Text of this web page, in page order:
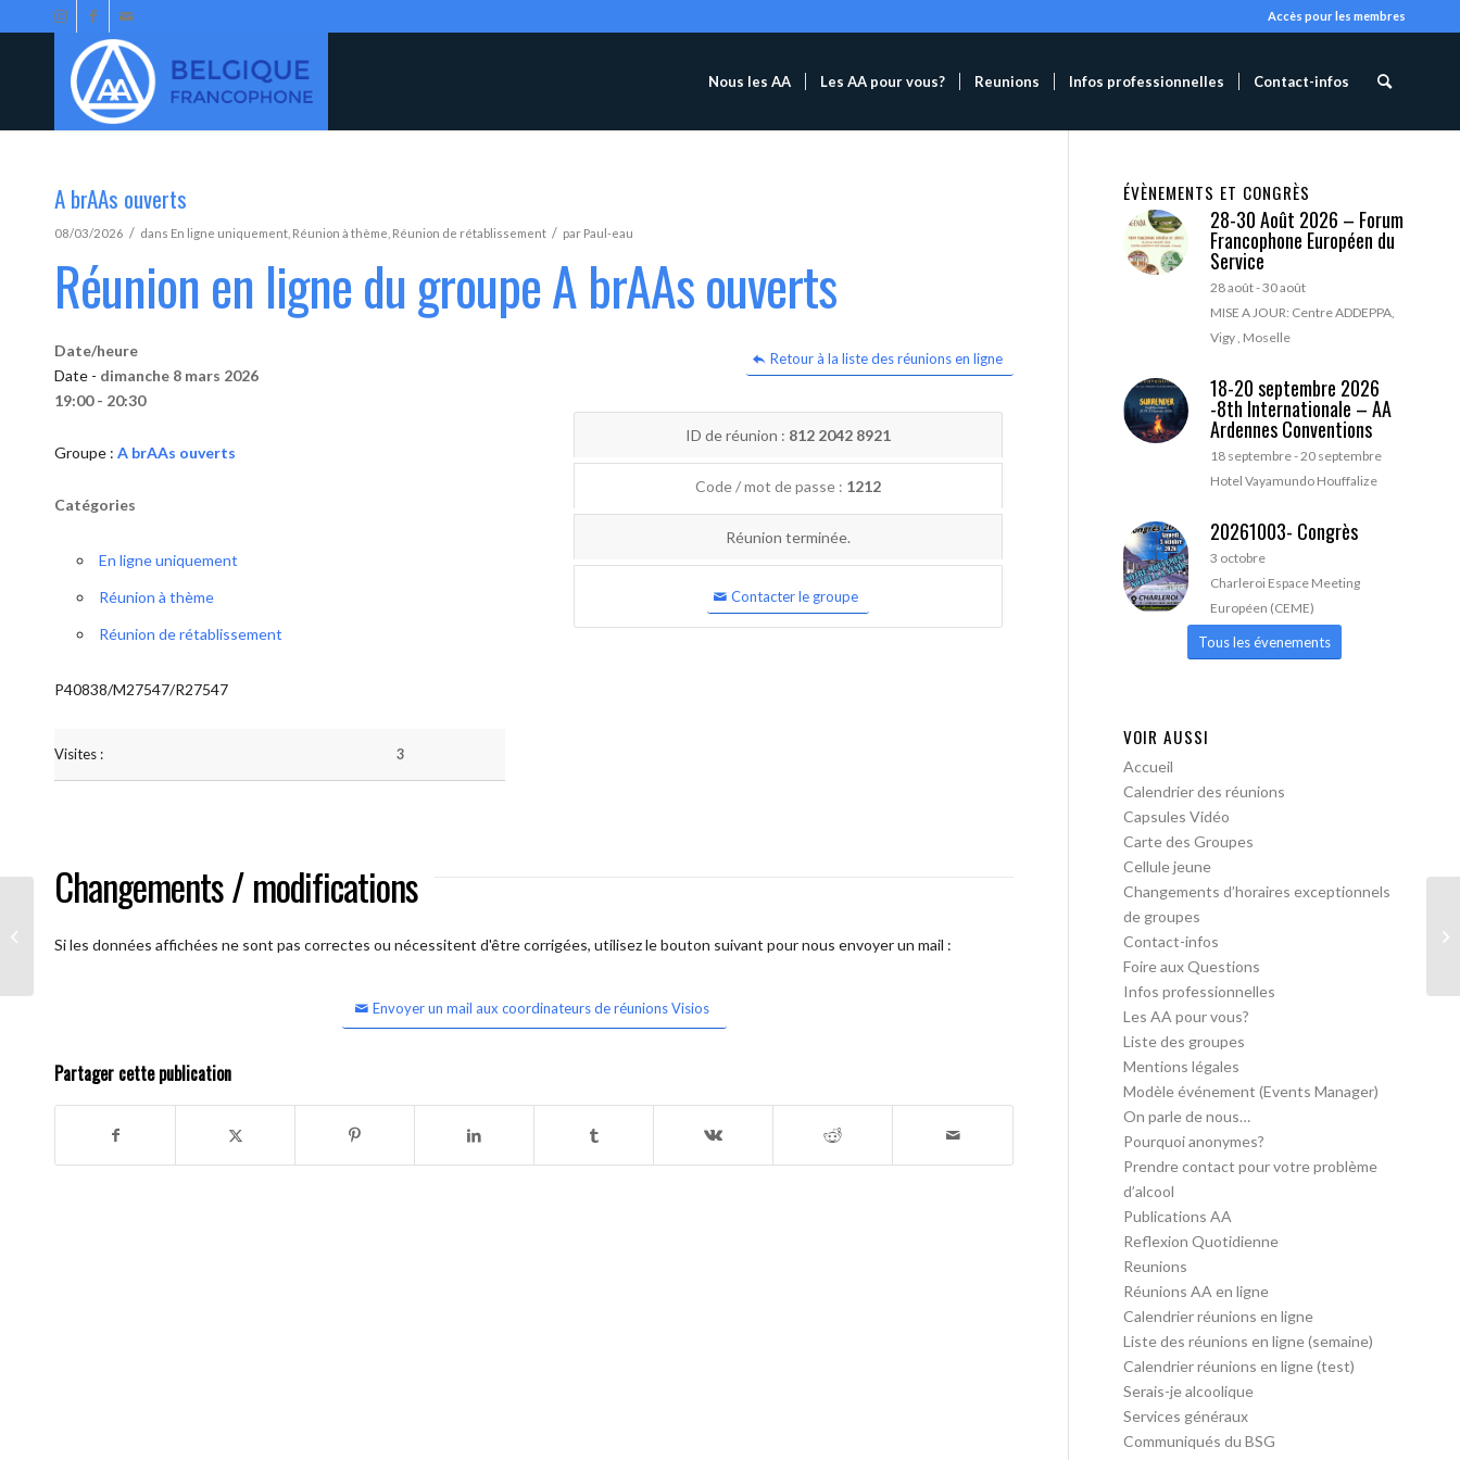
Accès pour les membres
Nous les AA Les AA pour vous? Reunions Infos professionnelles Contact-infos
A brAAs ouverts
08/03/2026 / dans En ligne uniquement Réunion à thème Réunion de rétablissement / par Paul-eau
Réunion en ligne du groupe A brAAs ouverts
Retour à la liste des réunions en ligne
Date/heure
Date - dimanche 8 mars 2026
19:00 - 20:30
Groupe : A brAAs ouverts
Catégories
En ligne uniquement
Réunion à thème
Réunion de rétablissement
P40838/M27547/R27547
Visites : 3
ID de réunion : 812 2042 8921
Code / mot de passe : 1212
Réunion terminée.
Contacter le groupe
Changements / modifications
Si les données affichées ne sont pas correctes ou nécessitent d'être corrigées, utilisez le bouton suivant pour nous envoyer un mail :
Envoyer un mail aux coordinateurs de réunions Visios
Partager cette publication
ÉVÈNEMENTS ET CONGRÈS
28-30 Août 2026 – Forum
Francophone Européen du
Service
28 août-30 août
MISE A JOUR: Centre ADDEPPA,
Vigy , Moselle
18-20 septembre 2026
-8th Internationale – AA
Ardennes Conventions
18 septembre-20 septembre
Hotel Vayamundo Houffalize
20261003- Congrès
3 octobre
Charleroi Espace Meeting
Européen (CEME)
Tous les évenements
VOIR AUSSI
Accueil
Calendrier des réunions
Capsules Vidéo
Carte des Groupes
Cellule jeune
Changements d’horaires exceptionnels
de groupes
Contact-infos
Foire aux Questions
Infos professionnelles
Les AA pour vous?
Liste des groupes
Mentions légales
Modèle événement (Events Manager)
On parle de nous…
Pourquoi anonymes?
Prendre contact pour votre problème
d’alcool
Publications AA
Reflexion Quotidienne
Reunions
Réunions AA en ligne
Calendrier réunions en ligne
Liste des réunions en ligne (semaine)
Calendrier réunions en ligne (test)
Serais-je alcoolique
Services généraux
Communiqués du BSG
A